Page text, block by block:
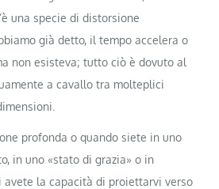
una specie di distorsione
già detto, il tempo accelera o
non esisteva; tutto ciò è dovuto al
a cavallo tra molteplici
profonda o quando siete in uno
in uno «stato di grazia» o in
avete la capacità di proiettarvi verso